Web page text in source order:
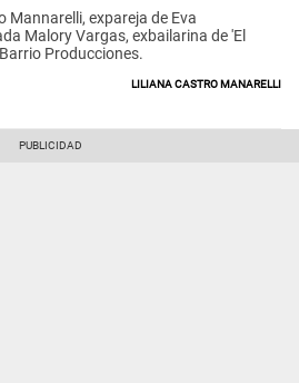
Mannarelli, expareja de Eva
Malory Vargas, exbailarina de 'El
Producciones.
Liliana Castro Manarelli